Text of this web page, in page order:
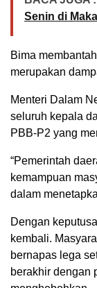
Senin di
Bima
merupakan
Menteri Dalam
seluruh kepala
PBB-P2 yang
“Pemerintah
kemampuan
dalam
Dengan
kembali.
bernapas lega
berakhir dengan